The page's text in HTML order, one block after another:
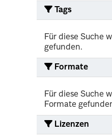
Tags
Für diese Suche
gefunden.
Formate
Für diese Suche
Formate
Lizenzen